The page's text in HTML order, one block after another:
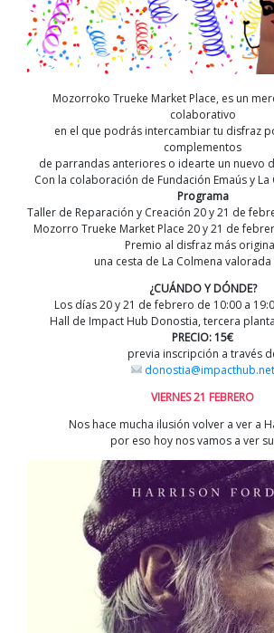
Mozorroko Trueke Market Place, es un
colaborativo
en el que podrás intercambiar tu disfraz
complementos
de parrandas anteriores o idearte un nuevo
Con la colaboración de Fundación Emaús y
Programa
Taller de Reparación y Creación 20 y 21 de
Mozorro Trueke Market Place 20 y 21 de
Premio al disfraz más
una cesta de La Colmena valorada
¿CUÁNDO Y DÓNDE?
Los días 20 y 21 de febrero de 10:00 a
Hall de Impact Hub Donostia, tercera
PRECIO: 15€
previa inscripción a través
donostia@impacthub.net
VIERNES 21 FEBRERO
Nos hace mucha ilusión volver a ver a
por eso hoy nos vamos a ver